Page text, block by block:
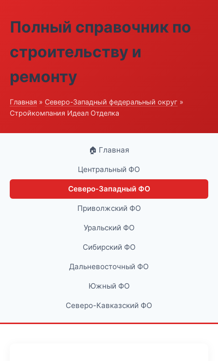
Полный справочник по
строительству и
ремонту
Главная » Северо-Западный федеральный округ »
Стройкомпания Идеал Отделка
🏠 Главная
Центральный ФО
Северо-Западный ФО
Приволжский ФО
Уральский ФО
Сибирский ФО
Дальневосточный ФО
Южный ФО
Северо-Кавказский ФО